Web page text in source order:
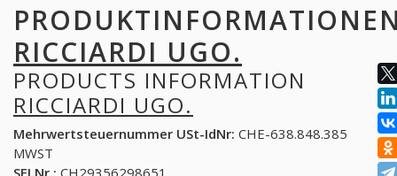
RICCIARDI UGO.
PRODUCTS INFORMATION
RICCIARDI UGO.
Mehrwertsteuernummer USt-IdNr: CHE-638.848.385
MWST